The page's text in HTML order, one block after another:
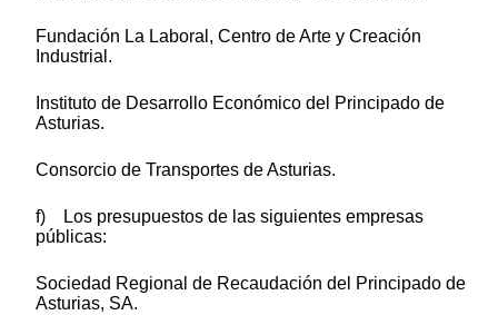
Fundación La Laboral, Centro de Arte y Creación
Industrial.
Instituto de Desarrollo Económico del Principado de
Asturias.
Consorcio de Transportes de Asturias.
f) Los presupuestos de las siguientes empresas
públicas:
Sociedad Regional de Recaudación del Principado de
Asturias, SA.